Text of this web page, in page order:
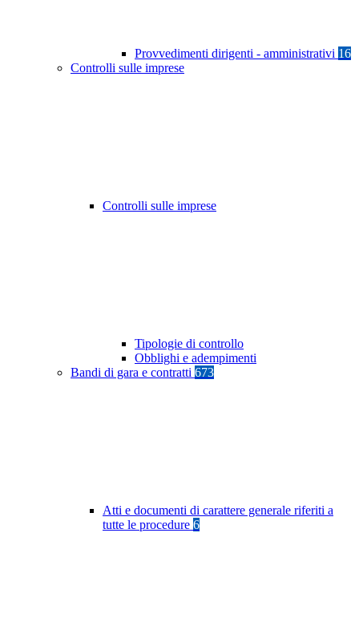
Provvedimenti dirigenti - amministrativi 16
Controlli sulle imprese
Controlli sulle imprese
Tipologie di controllo
Obblighi e adempimenti
Bandi di gara e contratti 673
Atti e documenti di carattere generale riferiti a
tutte le procedure 6